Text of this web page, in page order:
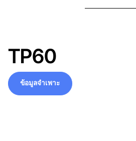
TP60
ข้อมูลจำเพาะ